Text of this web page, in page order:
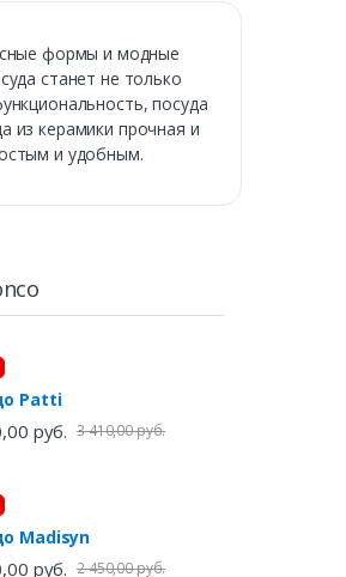
формы и модные
станет не только
посуда
из керамики прочная и
и удобным.
Patti
руб. 3 410,00 руб.
Madisyn
руб. 2 450,00 руб.